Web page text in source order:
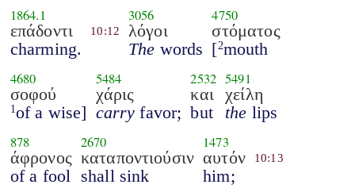
1864.1
επάδοντι
charming.
10:12
3056
λόγοι
The words
4750
στόματος
[2mouth
4680
σοφού
1 of a wise]
5484
χάρις
carry favor;
2532
και
but
5491
χείλη
the lips
878
άφρονος
of a fool
2670
καταποντιούσιν
shall sink
1473
αυτόν
him;
10:13